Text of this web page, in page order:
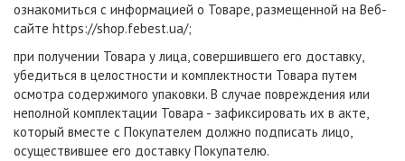
ознакомиться с информацией о Товаре, размещенной на Веб-
сайте https://shop.febest.ua/;
при получении Товара у лица, совершившего его доставку,
убедиться в целостности и комплектности Товара путем
осмотра содержимого упаковки. В случае повреждения или
неполной комплектации Товара - зафиксировать их в акте,
который вместе с Покупателем должно подписать лицо,
осуществившее его доставку Покупателю.